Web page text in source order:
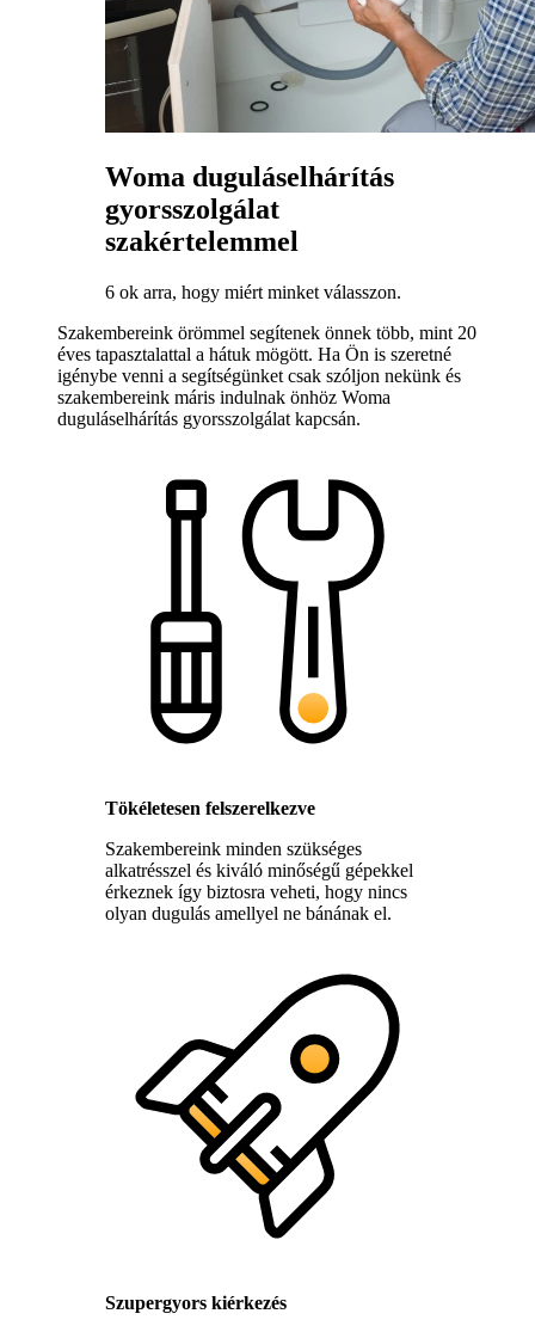
Woma duguláselhárítás
gyorsszolgálat
szakértelemmel
6 ok arra, hogy miért minket válasszon.
Szakembereink örömmel segítenek önnek több, mint 20
éves tapasztalattal a hátuk mögött. Ha Ön is szeretné
igénybe venni a segítségünket csak szóljon nekünk és
szakembereink máris indulnak önhöz Woma
duguláselhárítás gyorsszolgálat kapcsán.
Tökéletesen felszerelkezve
Szakembereink minden szükséges
alkatrésszel és kiváló minőségű gépekkel
érkeznek így biztosra veheti, hogy nincs
olyan dugulás amellyel ne bánának el.
Szupergyors kiérkezés